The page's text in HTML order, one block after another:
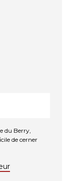
du Berry,
de cerner